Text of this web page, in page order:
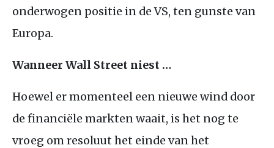
onderwogen positie in de VS, ten gunste van
Europa.
Wanneer Wall Street niest …
Hoewel er momenteel een nieuwe wind door
de financiële markten waait, is het nog te
vroeg om resoluut het einde van het